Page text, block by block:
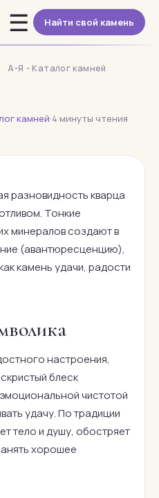
☰ Найти свой камень
А-Я - Каталог камней
камней·4 минуты чтения
разновидность кварца
Тонкие
минералов создают в
(авантюресценцию),
камень удачи, радости
настроения,
блеск
чистотой
удачу. По традиции
тело и душу, обостряет
хорошее